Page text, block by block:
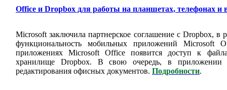
Office и Dropbox для работы на планшетах, телефонах и
Microsoft заключила партнерское соглашение с Dropbox, в
функциональность мобильных приложений
приложениях Microsoft Office появится доступ к
хранилище Dropbox. В свою очередь, в приложении
редактирования офисных документов. Подробности.